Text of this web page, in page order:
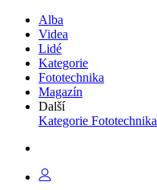
Alba
Videa
Lidé
Kategorie
Fototechnika
Magazín
Další
Kategorie Fototechnika